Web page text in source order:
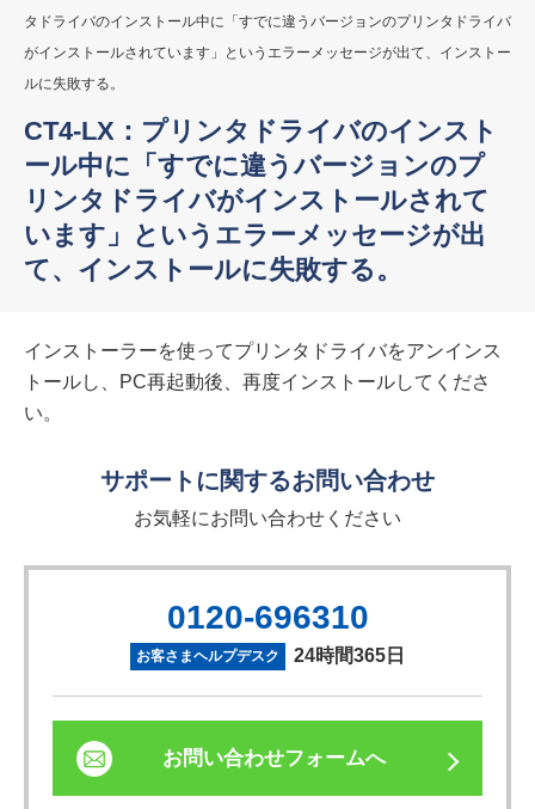
タドライバのインストール中に「すでに違うバージョンのプリンタドライバ
がインストールされています」というエラーメッセージが出て、インストー
ルに失敗する。
CT4-LX：プリンタドライバのインスト
ール中に「すでに違うバージョンのプ
リンタドライバがインストールされて
います」というエラーメッセージが出
て、インストールに失敗する。
インストーラーを使ってプリンタドライバをアンインス
トールし、PC再起動後、再度インストールしてくださ
い。
サポートに関するお問い合わせ
お気軽にお問い合わせください
0120-696310
お客さまヘルプデスク 24時間365日
お問い合わせフォームへ